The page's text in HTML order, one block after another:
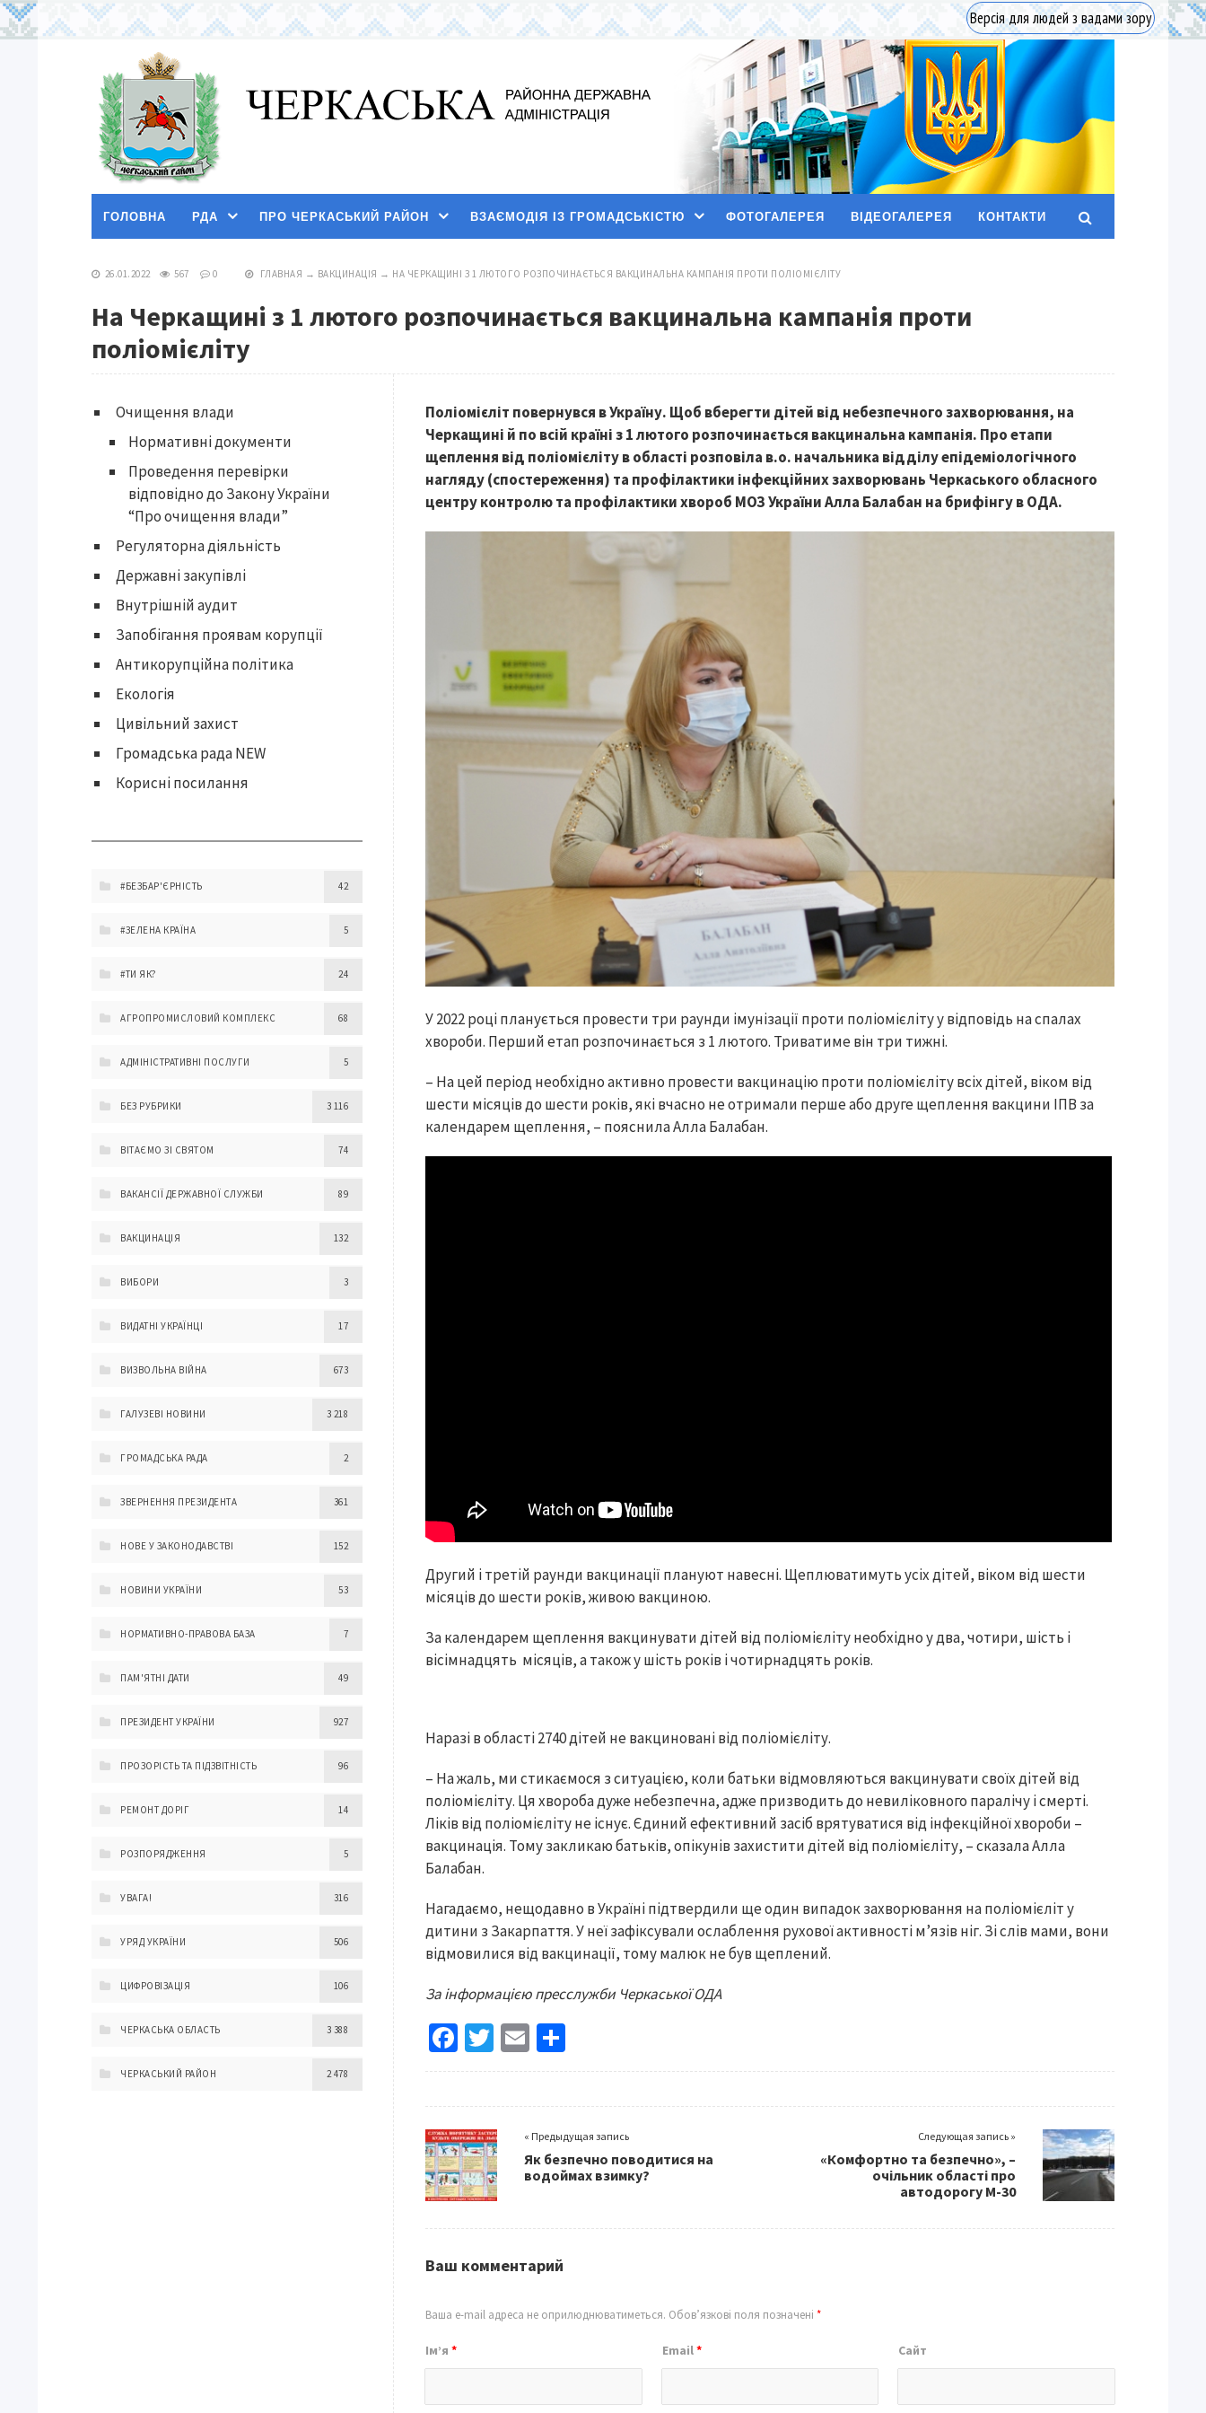
Версія для людей з вадами зору
ГОЛОВНА РДА ПРО ЧЕРКАСЬКИЙ РАЙОН ВЗАЄМОДІЯ ІЗ ГРОМАДСЬКІСТЮ ФОТОГАЛЕРЕЯ ВІДЕОГАЛЕРЕЯ КОНТАКТИ
26.01.2022 567 0 ГЛАВНАЯ → ВАКЦИНАЦІЯ → НА ЧЕРКАЩИНІ З 1 ЛЮТОГО РОЗПОЧИНАЄТЬСЯ ВАКЦИНАЛЬНА КАМПАНІЯ ПРОТИ ПОЛІОМІЄЛІТУ
На Черкащині з 1 лютого розпочинається вакцинальна кампанія проти
поліомієліту
Поліомієліт повернувся в Україну. Щоб вберегти дітей від небезпечного захворювання, на
Черкащині й по всій країні з 1 лютого розпочинається вакцинальна кампанія. Про етапи
щеплення від поліомієліту в області розповіла в.о. начальника відділу епідеміологічного
нагляду (спостереження) та профілактики інфекційних захворювань Черкаського обласного
центру контролю та профілактики хвороб МОЗ України Алла Балабан на брифінгу в ОДА.
У 2022 році планується провести три раунди імунізації проти поліомієліту у відповідь на спалах
хвороби. Перший етап розпочинається з 1 лютого. Триватиме він три тижні.
– На цей період необхідно активно провести вакцинацію проти поліомієліту всіх дітей, віком від
шести місяців до шести років, які вчасно не отримали перше або друге щеплення вакцини ІПВ за
календарем щеплення, – пояснила Алла Балабан.
Другий і третій раунди вакцинації плануют навесні. Щеплюватимуть усіх дітей, віком від шести
місяців до шести років, живою вакциною.
За календарем щеплення вакцинувати дітей від поліомієліту необхідно у два, чотири, шість і
вісімнадцять місяців, а також у шість років і чотирнадцять років.
Наразі в області 2740 дітей не вакциновані від поліомієліту.
– На жаль, ми стикаємося з ситуацією, коли батьки відмовляються вакцинувати своїх дітей від
поліомієліту. Ця хвороба дуже небезпечна, адже призводить до невиліковного паралічу і смерті.
Ліків від поліомієліту не існує. Єдиний ефективний засіб врятуватися від інфекційної хвороби –
вакцинація. Тому закликаю батьків, опікунів захистити дітей від поліомієліту, – сказала Алла
Балабан.
Нагадаємо, нещодавно в Україні підтвердили ще один випадок захворювання на поліомієліт у
дитини з Закарпаття. У неї зафіксували ослаблення рухової активності м’язів ніг. Зі слів мами, вони
відмовилися від вакцинації, тому малюк не був щеплений.
За інформацією пресслужби Черкаської ОДА
Fa
ce
o
o
k
T
wi
er
E
m
l
h
« Предыдущая запись
Як безпечно поводитися на
водоймах взимку?
Следующая запись »
«Комфортно та безпечно», –
очільник області про
автодорогу М-30
Ваш комментарий
Ваша e-mail адреса не оприлюднюватиметься. Обов’язкові поля позначені*
Ім’я* Email* Сайт
Очищення влади
Нормативні документи
Проведення перевірки
відповідно до Закону України
“Про очищення влади”
Регуляторна діяльність
Державні закупівлі
Внутрішній аудит
Запобігання проявам корупції
Антикорупційна політика
Екологія
Цивільний захист
Громадська рада NEW
Корисні посилання
#БЕЗБАР'ЄРНІСТЬ 42
#ЗЕЛЕНА КРАЇНА 5
#ТИ ЯК? 24
АГРОПРОМИСЛОВИЙ КОМПЛЕКС 68
АДМІНІСТРАТИВНІ ПОСЛУГИ 5
БЕЗ РУБРИКИ 3 116
ВІТАЄМО ЗІ СВЯТОМ 74
ВАКАНСІЇ ДЕРЖАВНОЇ СЛУЖБИ 89
ВАКЦИНАЦІЯ 132
ВИБОРИ 3
ВИДАТНІ УКРАЇНЦІ 17
ВИЗВОЛЬНА ВІЙНА 673
ГАЛУЗЕВІ НОВИНИ 3 218
ГРОМАДСЬКА РАДА 2
ЗВЕРНЕННЯ ПРЕЗИДЕНТА 361
НОВЕ У ЗАКОНОДАВСТВІ 152
НОВИНИ УКРАЇНИ 53
НОРМАТИВНО-ПРАВОВА БАЗА 7
ПАМ'ЯТНІ ДАТИ 49
ПРЕЗИДЕНТ УКРАЇНИ 927
ПРОЗОРІСТЬ ТА ПІДЗВІТНІСТЬ 96
РЕМОНТ ДОРІГ 14
РОЗПОРЯДЖЕННЯ 5
УВАГА! 316
УРЯД УКРАЇНИ 506
ЦИФРОВІЗАЦІЯ 106
ЧЕРКАСЬКА ОБЛАСТЬ 3 388
ЧЕРКАСЬКИЙ РАЙОН 2 478